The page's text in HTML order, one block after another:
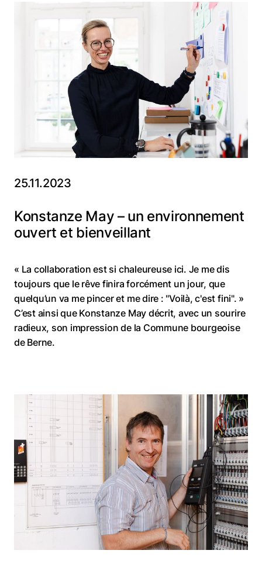
25.11.2023
Konstanze May – un environnement
ouvert et bienveillant
« La collaboration est si chaleureuse ici. Je me dis
toujours que le rêve finira forcément un jour, que
quelqu’un va me pincer et me dire : "Voilà, c'est fini". »
C’est ainsi que Konstanze May décrit, avec un sourire
radieux, son impression de la Commune bourgeoise
de Berne.